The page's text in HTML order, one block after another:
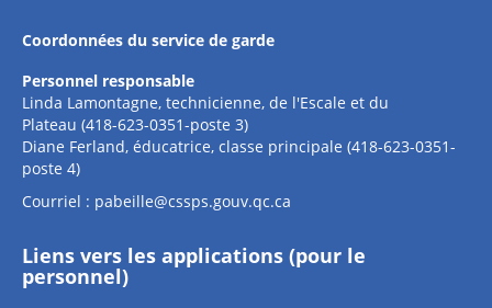
Coordonnées du service de garde
Personnel responsable
Linda Lamontagne, technicienne, de l'Escale et du
Plateau (418-623-0351-poste 3)
Diane Ferland, éducatrice, classe principale (418-623-0351-
poste 4)
Courriel : pabeille@cssps.gouv.qc.ca
Liens vers les applications (pour le
personnel)